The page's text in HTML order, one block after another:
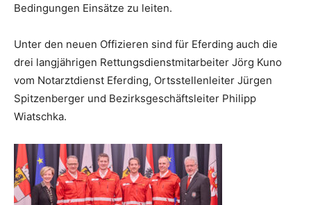
Bedingungen Einsätze zu leiten.
Unter den neuen Offizieren sind für Eferding auch die
drei langjährigen Rettungsdienstmitarbeiter Jörg Kuno
vom Notarztdienst Eferding, Ortsstellenleiter Jürgen
Spitzenberger und Bezirksgeschäftsleiter Philipp
Wiatschka.